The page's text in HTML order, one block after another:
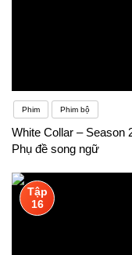
Phim Phim bộ
White Collar – Season
Phụ đề song ngữ
Tập
16